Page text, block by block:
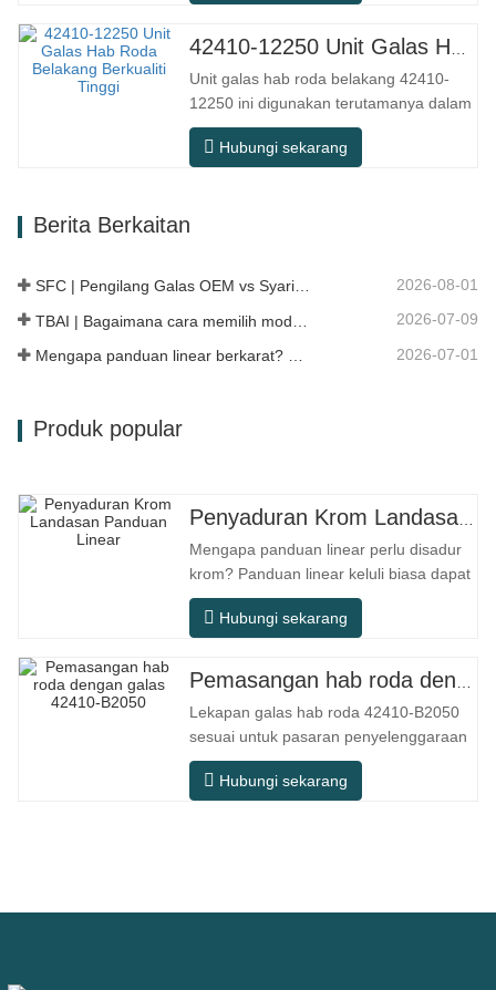
pemanduan jarak jauh, dan keadaan
Nombor OEM. TIDAK.Lain-lain. Aplikasi
513104 F2AC-…
Unit galas hab roda belakang 42410-
12250 ini digunakan terutamanya dalam
sistem gandar belakang model Jepun,
dan tergolong dalam reka bentuk hab
Hubungi sekarang
Berita Berkaitan
SFC | Pengilang Galas OEM vs Syarikat Perdagangan 2026-08-01
2026-07-09
2026-07-01
Produk popular
Mengapa panduan linear perlu disadur
krom? Panduan linear keluli biasa dapat
memenuhi keperluan operasi asas
dalam persekitaran kering dalaman
penggunaan praktikal seperti peralatan
automasi, mesin alat ketepatan,
peralatan luar, bengkel pemprosesan
lembap, dan
Hubungi sekarang
Lekapan galas hab roda 42410-B2050
sesuai untuk pasaran penyelenggaraan
dan penggantian selepas jualan
automotif, memenuhi keperluan
Hubungi sekarang